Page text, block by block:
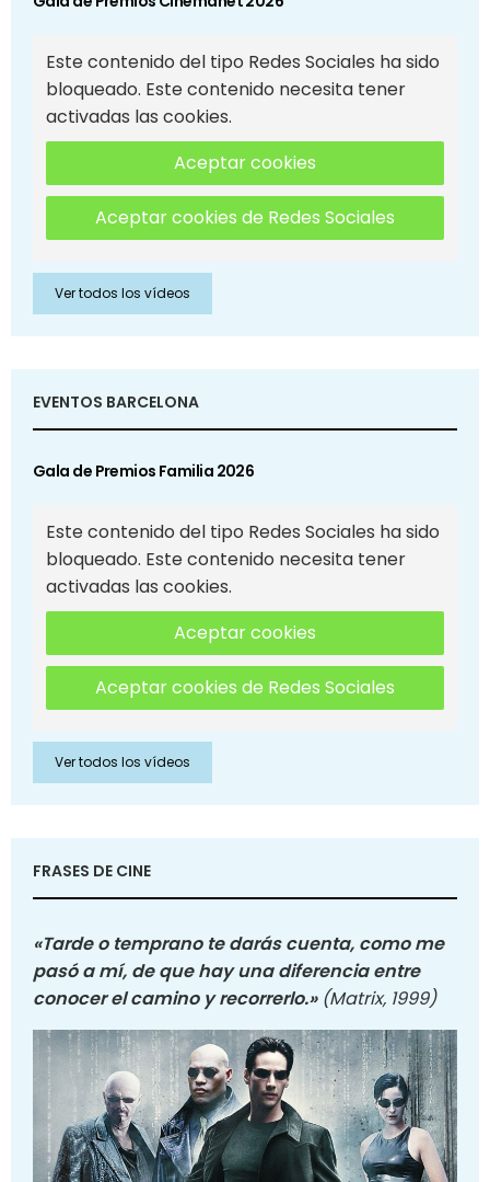
Este contenido del tipo Redes Sociales ha sido
bloqueado. Este contenido necesita tener
activadas las cookies.
Aceptar cookies
Aceptar cookies de Redes Sociales
Ver todos los vídeos
EVENTOS BARCELONA
Gala de Premios Familia 2026
Este contenido del tipo Redes Sociales ha sido
bloqueado. Este contenido necesita tener
activadas las cookies.
Aceptar cookies
Aceptar cookies de Redes Sociales
Ver todos los vídeos
FRASES DE CINE
«Tarde o temprano te darás cuenta, como me
pasó a mí, de que hay una diferencia entre
conocer el camino y recorrerlo.» (Matrix, 1999)